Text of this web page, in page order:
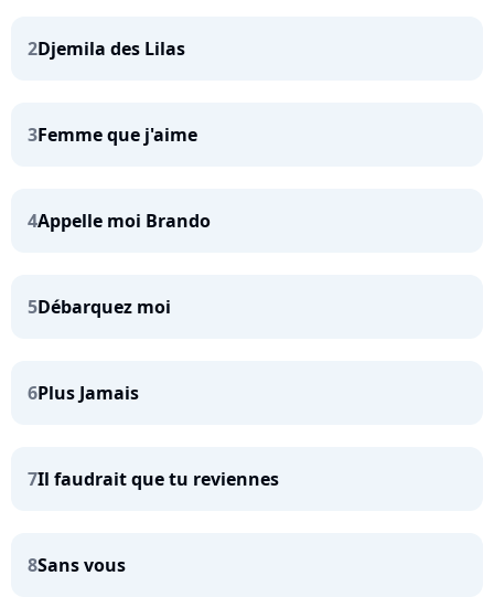
2Djemila des Lilas
3Femme que j'aime
4Appelle moi Brando
5Débarquez moi
6Plus Jamais
7Il faudrait que tu reviennes
8Sans vous